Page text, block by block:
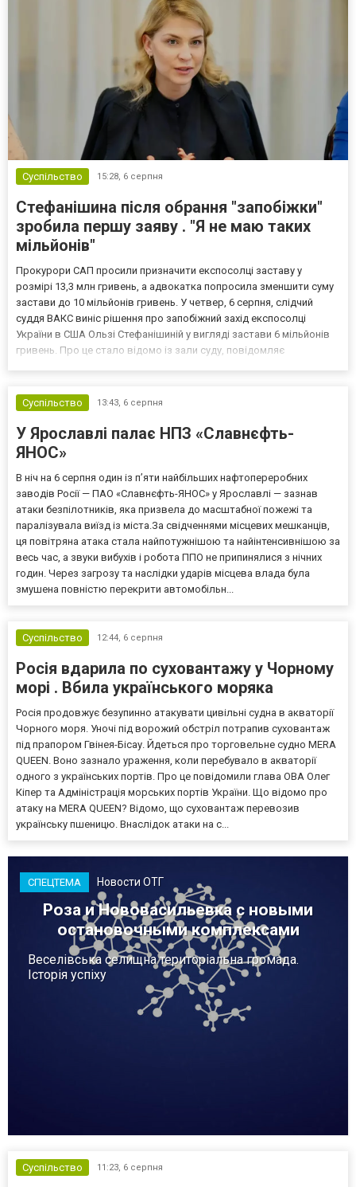
Суспільство 15:28, 6 серпня
Стефанішина після обрання "запобіжки"
зробила першу заяву . "Я не маю таких
мільйонів"
Прокурори САП просили призначити експосолці заставу у
розмірі 13,3 млн гривень, а адвокатка попросила зменшити суму
застави до 10 мільйонів гривень. У четвер, 6 серпня, слідчий
суддя ВАКС виніс рішення про запобіжний захід експосолці
України в США Ользі Стефанішиній у вигляді застави 6 мільйонів
гривень. Про це стало відомо із зали суду, повідомляє
Суспільство
13:43, 6 серпня
У Ярославлі палає НПЗ «Славнєфть-
ЯНОС»
В ніч на 6 серпня один із п’яти найбільших нафтопереробних
заводів Росії — ПАО «Славнєфть-ЯНОС» у Ярославлі — зазнав
атаки безпілотників, яка призвела до масштабної пожежі та
паралізувала виїзд із міста.За свідченнями місцевих мешканців,
ця повітряна атака стала найпотужнішою та найінтенсивнішою за
весь час, а звуки вибухів і робота ППО не припинялися з нічних
годин. Через загрозу та наслідки ударів місцева влада була
змушена повністю перекрити автомобільн...
Суспільство 12:44, 6 серпня
Росія вдарила по суховантажу у Чорному
морі . Вбила українського моряка
Росія продовжує безупинно атакувати цивільні судна в акваторії
Чорного моря. Уночі під ворожий обстріл потрапив суховантаж
під прапором Гвінея-Бісау. Йдеться про торговельне судно MERA
QUEEN. Воно зазнало ураження, коли перебувало в акваторії
одного з українських портів. Про це повідомили глава ОВА Олег
Кіпер та Адміністрація морських портів України. Що відомо про
атаку на MERA QUEEN? Відомо, що суховантаж перевозив
українську пшеницю. Внаслідок атаки на с...
СПЕЦТЕМА Новости ОТГ
Роза и Нововасильевка с новыми
остановочными комплексами
Веселівська селищна територіальна громада.
Історія успіху
Суспільство 11:23, 6 серпня